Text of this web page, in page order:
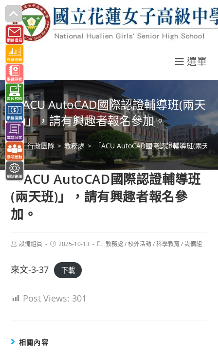
跳
轉
至
主
要
內
容
選單
「ACU AutoCAD國際認證輔導班(兩天
班)」，請有興趣者報名參加。
> 行政團隊 > 教務處 > 「ACU AutoCAD國際認證輔導班(兩天
「ACU AutoCAD國際認證輔導班
(兩天班)」，請有興趣者報名參
加。
Post設備組員
Post2025-10-13
Post教務處 / 校外活動 / 科學教育 / 設備組
來文-3-37 下載
Post Views: 301
相關內容